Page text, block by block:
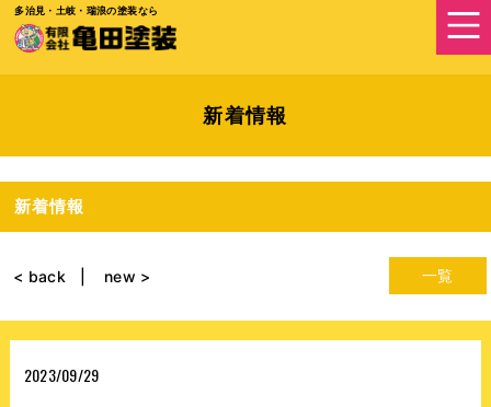
多治見・土岐・瑞浪の塗装なら
新着情報
新着情報
一覧
< back new >
2023/09/29